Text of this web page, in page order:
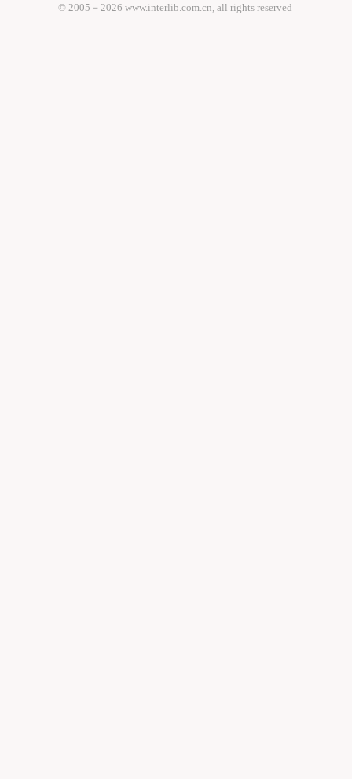
© 2005－ 2026 www.interlib.com.cn, all rights reserved